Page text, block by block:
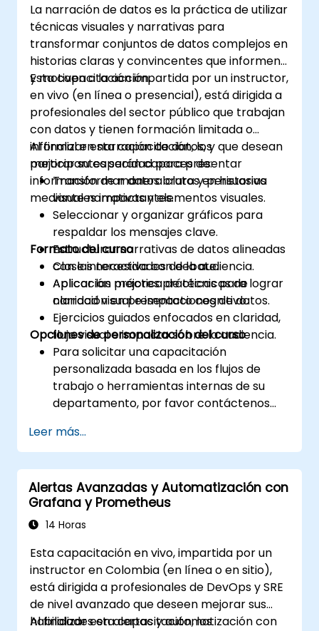
La narración de datos es la práctica de utilizar
técnicas visuales y narrativas para
transformar conjuntos de datos complejos en
historias claras y convincentes que informen
y motiven a la acción.
Esta capacitación impartida por un instructor,
en vivo (en línea o presencial), está dirigida a
profesionales del sector público que trabajan
con datos y tienen formación limitada o
informal en narración de datos, y que desean
mejorar su capacidad para presentar
información de manera clara y persuasiva
mediante narrativas y elementos visuales.
Al finalizar esta capacitación, los
participantes serán capaces de:
Transformar datos brutos en historias
visuales impactantes.
Seleccionar y organizar gráficos para
respaldar los mensajes clave.
Estructurar narrativas de datos alineadas
con las necesidades de la audiencia.
Aplicar las mejores prácticas para lograr
claridad visual e impacto cognitivo.
Formato del curso
Clase interactiva con debate.
Aplicación práctica de técnicas de
narración en presentaciones de datos.
Ejercicios guiados enfocados en claridad,
flujo visual e impacto sobre la audiencia.
Opciones de personalización del curso
Para solicitar una capacitación
personalizada basada en los flujos de
trabajo o herramientas internas de su
departamento, por favor contáctenos
Leer más...
Alertas Avanzadas y Automatización con
Grafana y Prometheus
14 Horas
Esta capacitación en vivo, impartida por un
instructor en Colombia (en línea o en sitio),
está dirigida a profesionales de DevOps y SRE
de nivel avanzado que deseen mejorar sus
habilidades en alertas y automatización con
Al finalizar esta capacitación, los